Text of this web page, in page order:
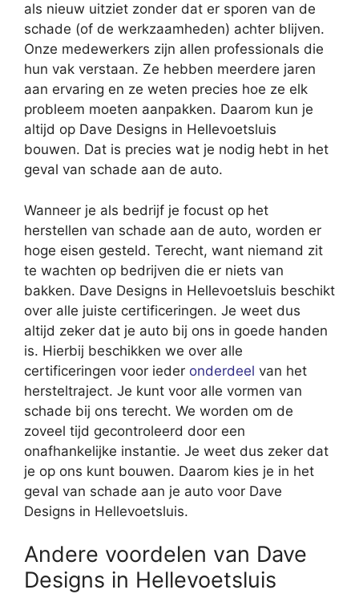
als nieuw uitziet zonder dat er sporen van de
schade (of de werkzaamheden) achter blijven.
Onze medewerkers zijn allen professionals die
hun vak verstaan. Ze hebben meerdere jaren
aan ervaring en ze weten precies hoe ze elk
probleem moeten aanpakken. Daarom kun je
altijd op Dave Designs in Hellevoetsluis
bouwen. Dat is precies wat je nodig hebt in het
geval van schade aan de auto.
Wanneer je als bedrijf je focust op het
herstellen van schade aan de auto, worden er
hoge eisen gesteld. Terecht, want niemand zit
te wachten op bedrijven die er niets van
bakken. Dave Designs in Hellevoetsluis beschikt
over alle juiste certificeringen. Je weet dus
altijd zeker dat je auto bij ons in goede handen
is. Hierbij beschikken we over alle
certificeringen voor ieder onderdeel van het
hersteltraject. Je kunt voor alle vormen van
schade bij ons terecht. We worden om de
zoveel tijd gecontroleerd door een
onafhankelijke instantie. Je weet dus zeker dat
je op ons kunt bouwen. Daarom kies je in het
geval van schade aan je auto voor Dave
Designs in Hellevoetsluis.
Andere voordelen van Dave
Designs in Hellevoetsluis